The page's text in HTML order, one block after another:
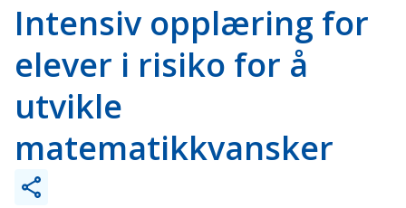
Intensiv opplæring for
elever i risiko for å
utvikle
matematikkvansker